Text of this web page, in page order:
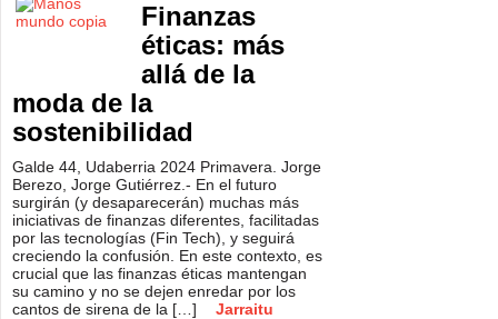
Finanzas
éticas: más
allá de la
moda de la
sostenibilidad
Galde 44, Udaberria 2024 Primavera. Jorge
Berezo, Jorge Gutiérrez.- En el futuro
surgirán (y desaparecerán) muchas más
iniciativas de finanzas diferentes, facilitadas
por las tecnologías (Fin Tech), y seguirá
creciendo la confusión. En este contexto, es
crucial que las finanzas éticas mantengan
su camino y no se dejen enredar por los
cantos de sirena de la […]
Jarraitu